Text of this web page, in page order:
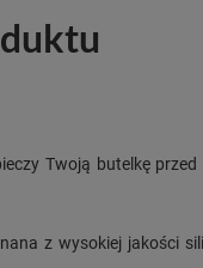
Twoją butelkę
z wysokiej jakości